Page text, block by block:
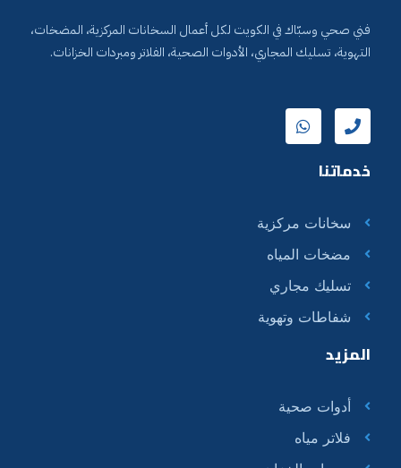
فني صحي وسبّاك في الكويت لكل أعمال السخانات المركزية، المضخات،
التهوية، تسليك المجاري، الأدوات الصحية، الفلاتر ومبردات الخزانات.
خدماتنا
سخانات مركزية
مضخات المياه
تسليك مجاري
شفاطات وتهوية
المزيد
أدوات صحية
فلاتر مياه